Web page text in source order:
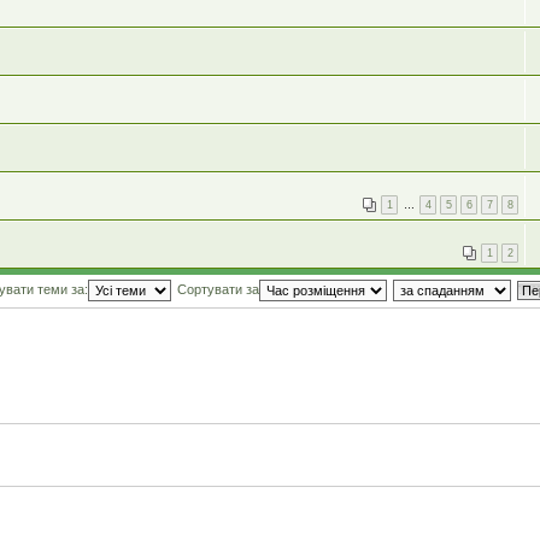
1 … 4 5 6 7 8
1 2
теми за: Сортувати за